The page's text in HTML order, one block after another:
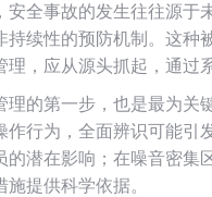
安全事故的发生往往源于
持续性的预防机制。这种
理，应从源头抓起，通过
理的第一步，也是最为
作行为，全面辨识可能引
的潜在影响；在噪音密集
提供科学依据。